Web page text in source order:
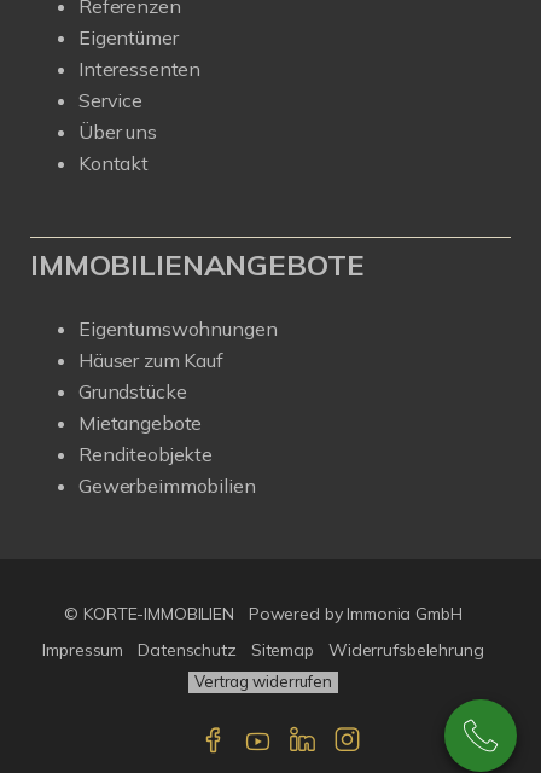
Referenzen
Eigentümer
Interessenten
Service
Über uns
Kontakt
IMMOBILIENANGEBOTE
Eigentumswohnungen
Häuser zum Kauf
Grundstücke
Mietangebote
Renditeobjekte
Gewerbeimmobilien
© KORTE-IMMOBILIEN
Powered by Immonia GmbH
Impressum
Datenschutz Sitemap Widerrufsbelehrung
Vertrag widerrufen